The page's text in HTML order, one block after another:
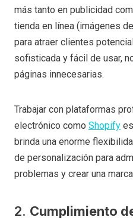
más tanto en publicidad
tienda en línea (imágenes
para atraer clientes
sofisticada y fácil de usar,
páginas innecesarias.
Trabajar con plataformas
electrónico como Shopify
brinda una enorme
de personalización para
problemas y crear una
2. Cumplimiento